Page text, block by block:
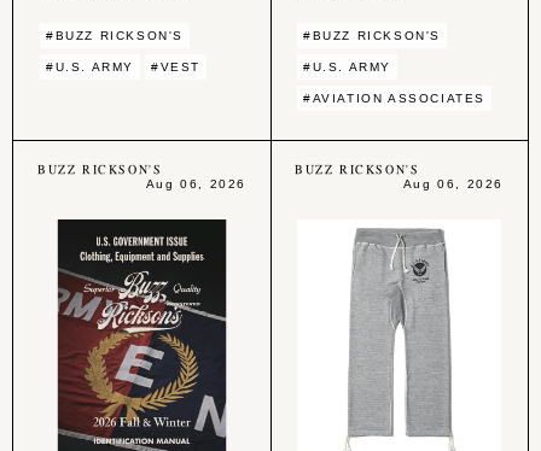
#BUZZ RICKSON'S
#U.S. ARMY #VEST
#BUZZ RICKSON'S
#U.S. ARMY
#AVIATION ASSOCIATES
BUZZ RICKSON'S
Aug 06, 2026
BUZZ RICKSON'S
Aug 06, 2026